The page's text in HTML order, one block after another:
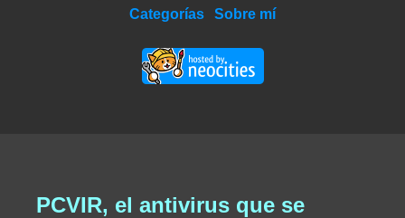
Categorías
Sobre mí
PCVIR, el antivirus que se